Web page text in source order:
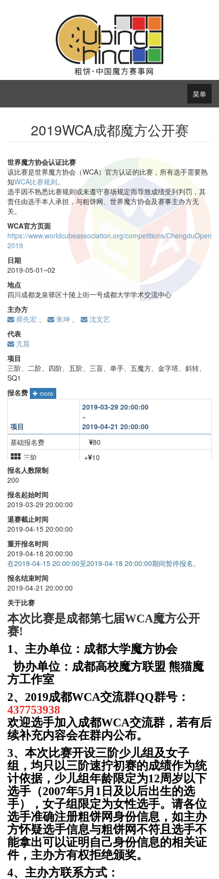
菜单
2019WCA成都魔方公开赛
世界魔方协会认证比赛
该比赛是世界魔方协会（WCA）官方认证的比赛，所有选手需要熟
知WCA比赛规则。
选手因不熟悉比赛规则或未遵守赛场规定而导致成绩受到判罚，其
责任由选手本人承担，与粗饼网、世界魔方协会及赛事主办方无
关。
WCA官方页面
https://www.worldcubeassociation.org/competitions/ChengduOpen
2019
日期
2019-05-01~02
地点
四川成都龙泉驿区十陵上街一号成都大学学术交流中心
主办方
师先宏
朱坤
沈文艺
代表
亢晨
项目
三阶、二阶、四阶、五阶、三盲、单手、五魔方、金字塔、斜转、
SQ1
报名费
more
项目
2019-03-29 20:00:00
~
2019-04-21 20:00:00
基础报名费
80
三阶
+ 10
二阶
四阶
五阶
三盲
单手
五魔方
金字塔
斜转
SQ1
报名人数限制
200
报名起始时间
2019-03-29 20:00:00
退赛截止时间
2019-04-15 20:00:00
重开报名时间
2019-04-18 20:00:00
在2019-04-15 20:00:00至2019-04-18 20:00:00期间暂停报名。
报名结束时间
2019-04-21 20:00:00
关于比赛
本次比赛是成都第七届WCA魔方公开
赛!
1、主办单位： 成都大学魔方协会
协办单位：成都高校魔方联盟 熊猫魔
方工作室
2、2019成都WCA交流群QQ群号：
437753938
欢迎选手加入成都WCA交流群，若有后
续补充内容会在群内公布。
3、 本次比赛开设三阶少儿组及女子
组，均只以三阶速拧初赛的成绩作为统
计依据，少儿组年龄限定为12周岁以下
选手 （2007年5月1 日及以后出生的选
手）
，女子组限定为女性选手。请各位
选手准确注册粗饼网身份信息，如主办
方怀疑选手信息与粗饼网不符且选手不
能拿出可以证明自己身份信息的相关证
件，主办方有权拒绝颁奖。
4、主办方联系方式：